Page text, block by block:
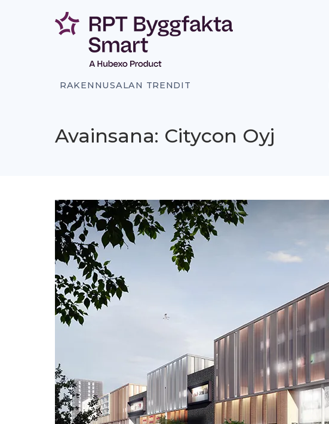
RAKENNUSALAN TRENDIT
Avainsana: Citycon Oyj